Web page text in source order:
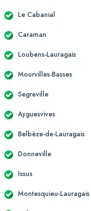
Le Cabanial
Caraman
Loubens-Lauragais
Mourvilles-Basses
Segreville
Ayguesvives
Belbèze-de-Lauragais
Donneville
Issus
Montesquieu-Lauragais